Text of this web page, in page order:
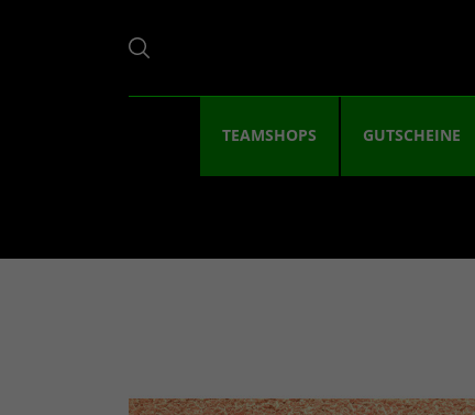
TEAMSHOPS GUTSCHEINE